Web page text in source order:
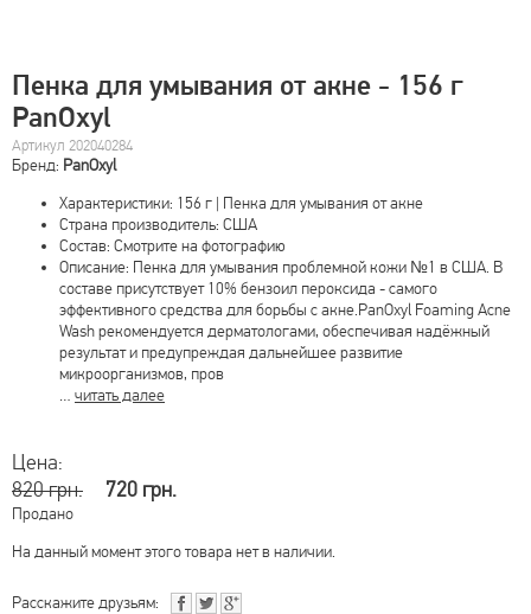
Пенка для умывания от акне - 156 г
PanOxyl
Артикул 202040284
Бренд: PanOxyl
Характеристики: 156 г | Пенка для умывания от акне
Страна производитель: США
Состав: Смотрите на фотографию
Описание: Пенка для умывания проблемной кожи №1 в США. В
составе присутствует 10% бензоил пероксида - самого
эффективного средства для борьбы с акне.PanOxyl Foaming Acne
Wash рекомендуется дерматологами, обеспечивая надёжный
результат и предупреждая дальнейшее развитие
микроорганизмов, пров
… читать далее
Цена:
820 грн.
720 грн.
Продано
На данный момент этого товара нет в наличии.
Расскажите друзьям: